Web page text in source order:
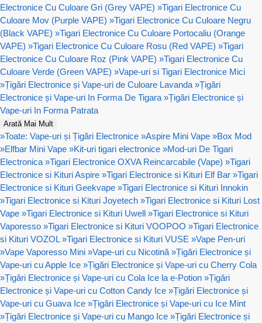
Electronice Cu Culoare Gri (Grey VAPE) »Tigari Electronice Cu
Culoare Mov (Purple VAPE) »Tigari Electronice Cu Culoare Negru
(Black VAPE) »Tigari Electronice Cu Culoare Portocaliu (Orange
VAPE) »Tigari Electronice Cu Culoare Rosu (Red VAPE) »Tigari
Electronice Cu Culoare Roz (Pink VAPE) »Tigari Electronice Cu
Culoare Verde (Green VAPE) »Vape-uri si Tigari Electronice Mici
»Țigări Electronice și Vape-uri de Culoare Lavanda »Țigări
Electronice și Vape-uri In Forma De Tigara »Țigări Electronice și
Vape-uri In Forma Patrata
Arată Mai Mult
»Toate: Vape-uri și Țigări Electronice »Aspire Mini Vape »Box Mod
»Elfbar Mini Vape »Kit-uri tigari electronice »Mod-uri De Tigari
Electronica »Tigari Electronice OXVA Reincarcabile (Vape) »Tigari
Electronice si Kituri Aspire »Tigari Electronice si Kituri Elf Bar »Tigari
Electronice si Kituri Geekvape »Tigari Electronice si Kituri Innokin
»Tigari Electronice si Kituri Joyetech »Tigari Electronice si Kituri Lost
Vape »Tigari Electronice si Kituri Uwell »Tigari Electronice si Kituri
Vaporesso »Tigari Electronice si Kituri VOOPOO »Tigari Electronice
si Kituri VOZOL »Tigari Electronice si Kituri VUSE »Vape Pen-uri
»Vape Vaporesso Mini »Vape-uri cu Nicotină »Țigări Electronice și
Vape-uri cu Apple Ice »Țigări Electronice și Vape-uri cu Cherry Cola
»Țigări Electronice și Vape-uri cu Cola Ice la e-Potion »Țigări
Electronice și Vape-uri cu Cotton Candy Ice »Țigări Electronice și
Vape-uri cu Guava Ice »Țigări Electronice și Vape-uri cu Ice Mint
»Țigări Electronice și Vape-uri cu Mango Ice »Țigări Electronice și